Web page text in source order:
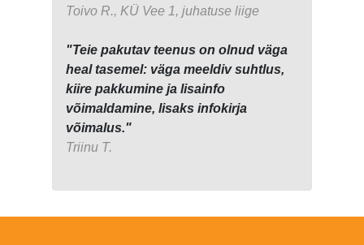
Toivo R., KÜ Vee 1, juhatuse liige
"Teie pakutav teenus on olnud väga
heal tasemel: väga meeldiv suhtlus,
kiire pakkumine ja lisainfo
võimaldamine, lisaks infokirja
võimalus."
Triinu T.